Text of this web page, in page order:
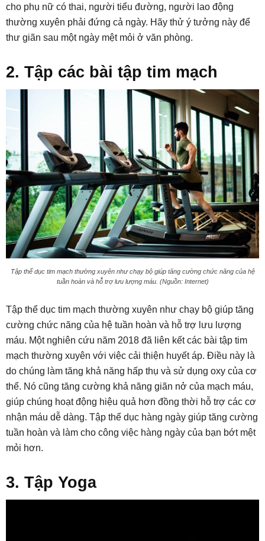
cho phụ nữ có thai, người tiểu đường, người lao động
thường xuyên phải đứng cả ngày. Hãy thử ý tưởng này để
thư giãn sau một ngày mệt mỏi ở văn phòng.
2. Tập các bài tập tim mạch
Tập thể dục tim mạch thường xuyên như chạy bộ giúp tăng cường chức năng của hệ
tuần hoàn và hỗ trợ lưu lượng máu. (Nguồn: Internet)
Tập thể dục tim mạch thường xuyên như chạy bộ giúp tăng
cường chức năng của hệ tuần hoàn và hỗ trợ lưu lượng
máu. Một nghiên cứu năm 2018 đã liên kết các bài tập tim
mạch thường xuyên với việc cải thiện huyết áp. Điều này là
do chúng làm tăng khả năng hấp thụ và sử dụng oxy của cơ
thể. Nó cũng tăng cường khả năng giãn nở của mạch máu,
giúp chúng hoạt động hiệu quả hơn đồng thời hỗ trợ các cơ
nhận máu dễ dàng. Tập thể dục hàng ngày giúp tăng cường
tuần hoàn và làm cho công việc hàng ngày của bạn bớt mệt
mỏi hơn.
3. Tập Yoga